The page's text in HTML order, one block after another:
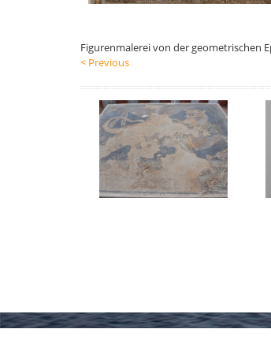
Figurenmalerei von der geometrischen
< Previous